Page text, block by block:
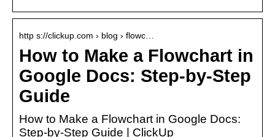
http s://clickup.com › blog › flowc…
How to Make a Flowchart in
Google Docs: Step-by-Step
Guide
How to Make a Flowchart in Google Docs:
Step-by-Step Guide | ClickUp